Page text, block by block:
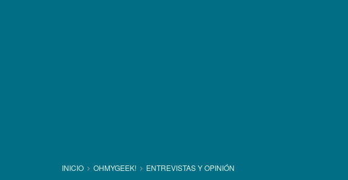
INICIO OHMYGEEK! ENTREVISTAS Y OPINIÓN